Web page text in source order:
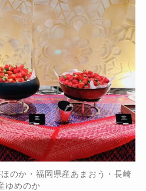
のか・福岡県産あまおう・長崎
ゆめのか